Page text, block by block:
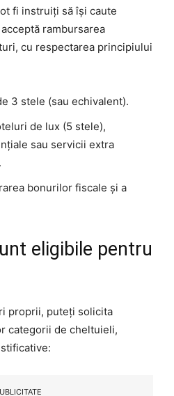
fi instruiți să își caute
rambursarea
cu respectarea principiului
3 stele (sau echivalent).
de lux (5 stele),
sau servicii extra
bonurilor fiscale și a
eligibile pentru
proprii, puteți solicita
categorii de cheltuieli,